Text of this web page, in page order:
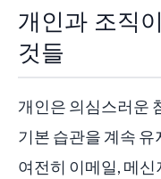
개인과 조직
것들
개인은 의심스러운
기본 습관을 계속
여전히 이메일, 메